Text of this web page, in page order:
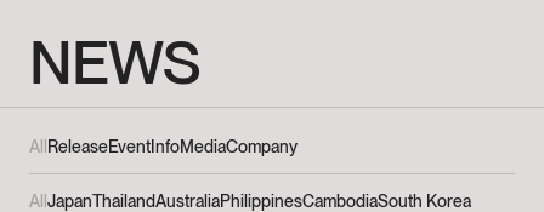
NEWS
All ReleaseEventInfoMediaCompany
All JapanThailandAustraliaPhilippinesCambodiaSouth Korea